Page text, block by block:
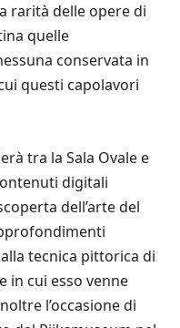
rarità delle opere di
quelle
conservata in
questi capolavori
tra la Sala Ovale e
digitali
dell’arte del
tecnica pittorica di
in cui esso venne
l’occasione di